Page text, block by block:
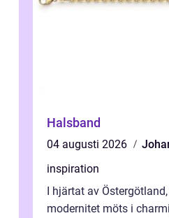
Halsband
04 augusti 2026
inspiration
I hjärtat av
modernitet möts i